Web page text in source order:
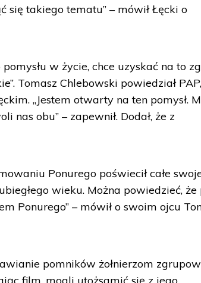
takiego tematu” – mówił Łęcki o
w życie, chce uzyskać na to
Tomasz Chlebowski powiedział
„Jestem otwarty na ten pomysł.
obu” – zapewnił. Dodał, że z
Ponurego poświecił całe
wieku. Można powiedzieć, że
Ponurego” – mówił o swoim ojcu
pomników żołnierzom